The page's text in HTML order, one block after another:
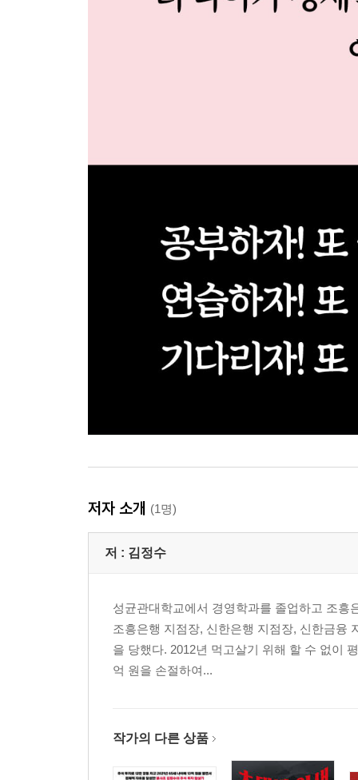
저자 소개 (1명)
저 : 김정수
성균관대학교에서 경영학과를 졸업하고 조
조흥은행 지점장, 신한은행 지점장, 신한금융
을 당했다. 2012년 먹고살기 위해 할 수 없이
억 원을 손절하여...
작가의 다른 상품